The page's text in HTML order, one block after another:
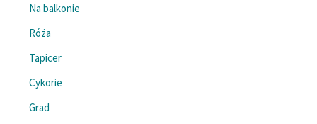
sprawozdania finansowe
Regulamin darowizn
Na balkonie
Róża
Tapicer
Cykorie
Grad